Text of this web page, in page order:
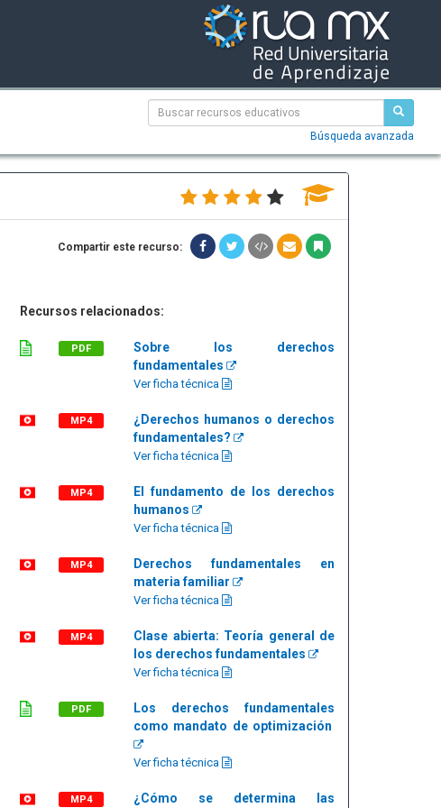
Búsqueda avanzada
Compartir este recurso:
Recursos relacionados:
PDF
Sobre los derechos
fundamentales
Ver ficha técnica
MP4
¿Derechos humanos o derechos
fundamentales?
Ver ficha técnica
MP4
El fundamento de los derechos
humanos
Ver ficha técnica
MP4
Derechos fundamentales en
materia familiar
Ver ficha técnica
MP4
Clase abierta: Teoría general de
los derechos fundamentales
Ver ficha técnica
PDF
Los derechos fundamentales
como mandato de optimización
Ver ficha técnica
MP4 ¿Cómo se determina las